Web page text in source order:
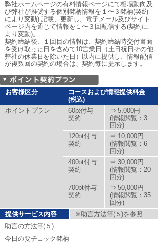
弊社ホームページの有料情報ページにて相場動向及
び弊社が推奨する個別銘柄情報を１〜３銘柄(契約
により変動) 記載、更新し、電子メール及びサイト
ページ内を通じて情報を１〜３回配信する(契約に
より変動)。
契約締結後、１回目の情報は、契約締結時交付書面
を受け取った日を含めて10営業日（土日祝日その他
弊社の休業日を除いた日）以内に提供し、情報配信
が複数回の契約の場合は、契約毎に提示します。
お客様区分
コースおよび情報提供料金
(税込)
ポイントプラン
60pt付与
契約
⇒ 5,000円
(情報閲覧：3
回分)
120pt付与
契約
⇒ 10,000円
(情報閲覧：6
回分)
400pt付与
契約
⇒ 30,000円
(情報閲覧：20
回分)
700pt付与
契約
⇒ 50,000円
(情報閲覧：35
回分)
提供サービス内容
※助言方法等(５)を参照
助言の方法等(５)
今日の要チェック銘柄